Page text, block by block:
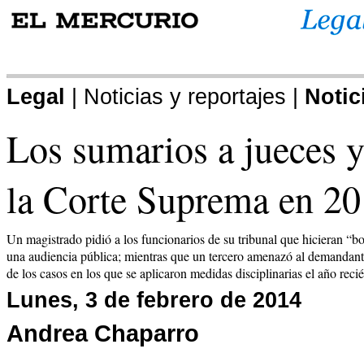
.
Legal | Noticias y reportajes |
Los sumarios a jueces
la Corte Suprema en
Un magistrado pidió a los funcionarios de su tribunal que hicieran
una audiencia pública; mientras que un tercero amenazó al
de los casos en los que se aplicaron medidas disciplinarias el año
Lunes, 3 de febrero de 2014
Andrea Chaparro